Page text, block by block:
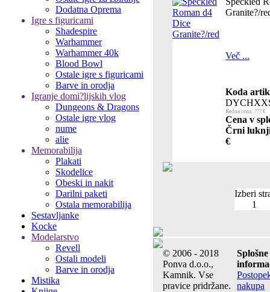
Dodatna Oprema
Igre s figuricami
Shadespire
Warhammer
Warhammer 40k
Blood Bowl
Ostale igre s figuricami
Barve in orodja
Igranje domi?lijskih vlog
Dungeons & Dragons
Ostale igre vlog
nume
alie
Memorabilija
Plakati
Skodelice
Obeski in nakit
Darilni paketi
Ostala memorabilija
Sestavljanke
Kocke
Modelarstvo
Revell
Ostali modeli
Barve in orodja
Mistika
Granite?/
Več ...
Koda
Redna cena: ??? €
Cena v
Črni
€
Izberi
1
© 2006 - 2018
Ponva d.o.o.,
Kamnik. Vse
pravice pridržane.
Splošne
nakupa